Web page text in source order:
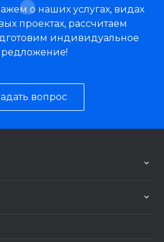
о наших услугах, видах
проектах, рассчитаем
индивидуальное
вопрос